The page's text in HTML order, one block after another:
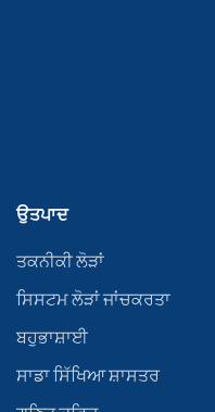
ਉਤਪਾਦ
ਤਕਨੀਕੀ ਲੋੜਾਂ
ਸਿਸਟਮ ਲੋੜਾਂ ਜਾਂਚਕਰਤਾ
ਬਹੁਭਾਸ਼ਾਈ
ਸਾਡਾ ਸਿੱਖਿਆ ਸ਼ਾਸਤਰ